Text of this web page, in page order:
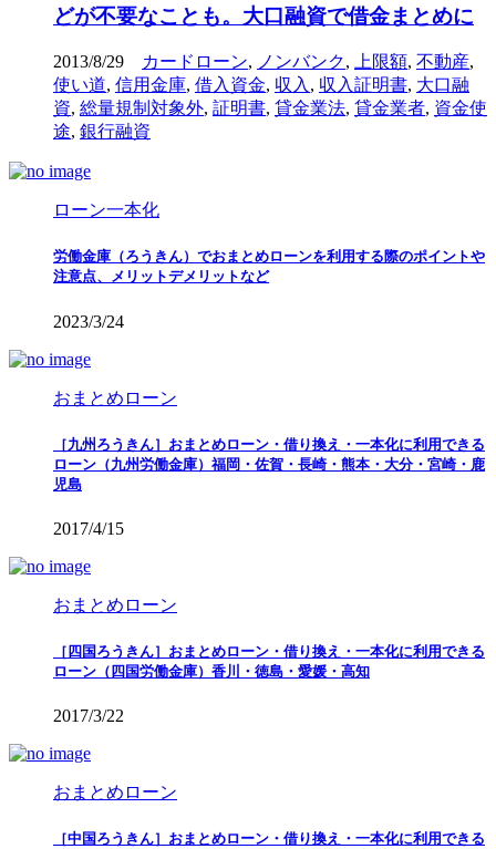
どが不要なことも。大口融資で借金まとめに
2013/8/29 カードローン, ノンバンク, 上限額, 不動産,
使い道, 信用金庫, 借入資金, 収入 , 収入証明書, 大口融
資, 総量規制対象外, 証明書, 貸金業法, 貸金業者, 資金使
途, 銀行融資
ローン一本化
労働金庫（ろうきん）でおまとめローンを利用する際のポイントや
注意点、メリットデメリットなど
2023/3/24
おまとめローン
［九州ろうきん］おまとめローン・借り換え・一本化に利用できる
ローン（九州労働金庫）福岡・佐賀・長崎・熊本・大分・宮崎・鹿
児島
2017/4/15
おまとめローン
［四国ろうきん］おまとめローン・借り換え・一本化に利用できる
ローン（四国労働金庫）香川・徳島・愛媛・高知
2017/3/22
おまとめローン
［中国ろうきん］おまとめローン・借り換え・一本化に利用できる